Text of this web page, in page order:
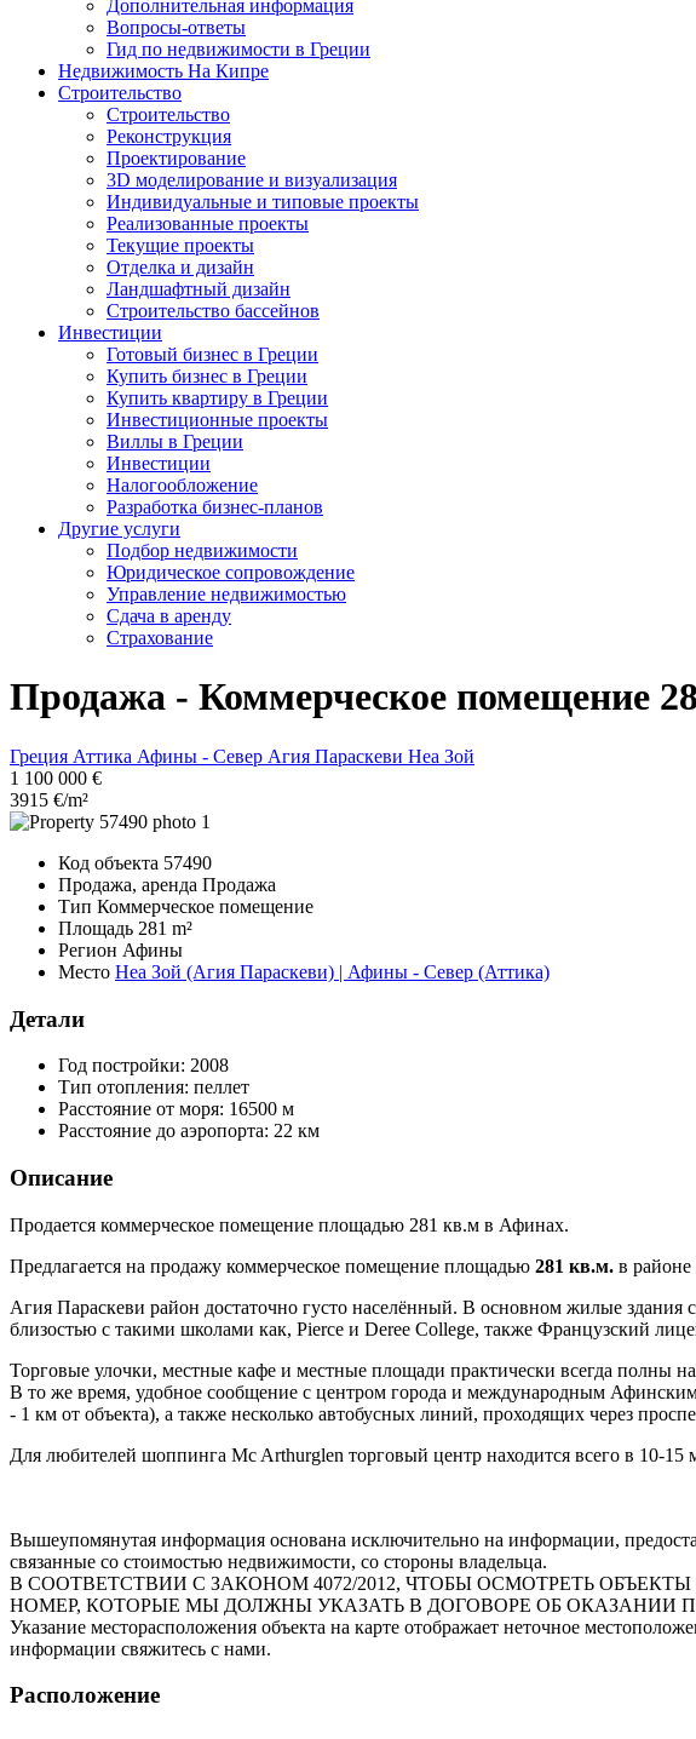
Дополнительная информация
Вопросы-ответы
Гид по недвижимости в Греции
Недвижимость На Кипре
Строительство
Строительство
Реконструкция
Проектирование
3D моделирование и визуализация
Индивидуальные и типовые проекты
Реализованные проекты
Текущие проекты
Отделка и дизайн
Ландшафтный дизайн
Строительство бассейнов
Инвестиции
Готовый бизнес в Греции
Купить бизнес в Греции
Купить квартиру в Греции
Инвестиционные проекты
Виллы в Греции
Инвестиции
Налогообложение
Разработка бизнес-планов
Другие услуги
Подбор недвижимости
Юридическое сопровождение
Управление недвижимостью
Сдача в аренду
Страхование
Продажа - Коммерческое помещение
Греция Аттика Афины - Север Агия Параскеви Неа Зой
1 100 000 €
3915 €/m²
Код объекта 57490
Продажа, аренда Продажа
Тип Коммерческое помещение
Площадь 281 m²
Регион Афины
Место Неа Зой (Агия Параскеви) | Афины - Север (Аттика)
Детали
Год постройки: 2008
Тип отопления: пеллет
Расстояние от моря: 16500 м
Расстояние до аэропорта: 22 км
Описание
Продается коммерческое помещение площадью 281 кв.м в Афинах.
Предлагается на продажу коммерческое помещение площадью 281 кв.м. в районе
Агия Параскеви район достаточно густо населённый. В основном жилые
близостью с такими школами как, Pierce и Deree College, также Французский
Торговые улочки, местные кафе и местные площади практически всегда полны
В то же время, удобное сообщение с центром города и международным
- 1 км от объекта), а также несколько автобусных линий, проходящих через
Для любителей шоппинга Mc Arthurglen торговый центр находится всего в 10-15
Вышеупомянутая информация основана исключительно на информации,
связанные со стоимостью недвижимости, со стороны владельца.
В СООТВЕТСТВИИ С ЗАКОНОМ 4072/2012, ЧТОБЫ ОСМОТРЕТЬ
НОМЕР, КОТОРЫЕ МЫ ДОЛЖНЫ УКАЗАТЬ В ДОГОВОРЕ ОБ ОКАЗАНИИ
Указание месторасположения объекта на карте отображает неточное
информации свяжитесь с нами.
Расположение